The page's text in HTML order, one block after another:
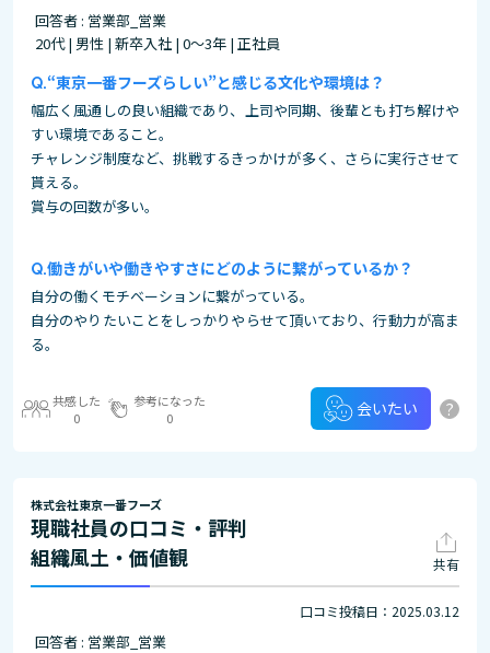
回答者 : 営業部_営業
20代 | 男性 | 新卒入社 | 0～3年 | 正社員
“東京一番フーズらしい”と感じる文化や環境は？
幅広く風通しの良い組織であり、上司や同期、後輩とも打ち解けや
すい環境であること。
チャレンジ制度など、挑戦するきっかけが多く、さらに実行させて
貰える。
賞与の回数が多い。
働きがいや働きやすさにどのように繋がっているか？
自分の働くモチベーションに繋がっている。
自分のやりたいことをしっかりやらせて頂いており、行動力が高ま
る。
共感した
0
参考になった
0
会いたい ?
株式会社東京一番フーズ
現職社員の口コミ・評判
組織風土・価値観
共有
口コミ投稿日：2025.03.12
回答者 : 営業部_営業